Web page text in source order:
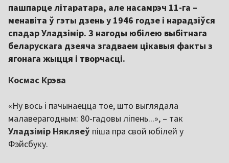
пашпарце літаратара, але насамрэч 11-га –
менавіта ў гэты дзень у 1946 годзе і нарадзіўся
спадар Уладзімір. З нагоды юбілею выбітнага
беларускага дзеяча згадваем цікавыя факты з
ягонага жыцця і творчасці.
Космас Крэва
«Ну вось і пачынаецца тое, што выглядала
малаверагодным: 80-гадовы ліпень...», – так
Уладзімір Някляеў піша пра свой юбілей у
Фэйсбуку.